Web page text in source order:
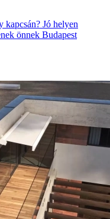
kapcsán? Jó helyen
önnek Budapest